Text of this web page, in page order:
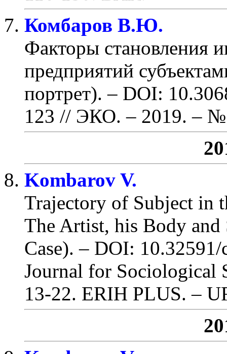
Комбаров В.Ю.
Факторы становления
предприятий
портрет). – DOI:
123 // ЭКО. – 2019. –
Kombarov V.
Trajectory of Subject in
The Artist, his Body and
Case). – DOI:
Journal for Sociological
13-22. ERIH PLUS. –